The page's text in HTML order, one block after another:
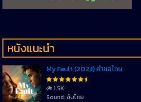
หนังแนะนำ
My Fault (2023) คำขอโทษ
1.5K
Sound: ซับไทย